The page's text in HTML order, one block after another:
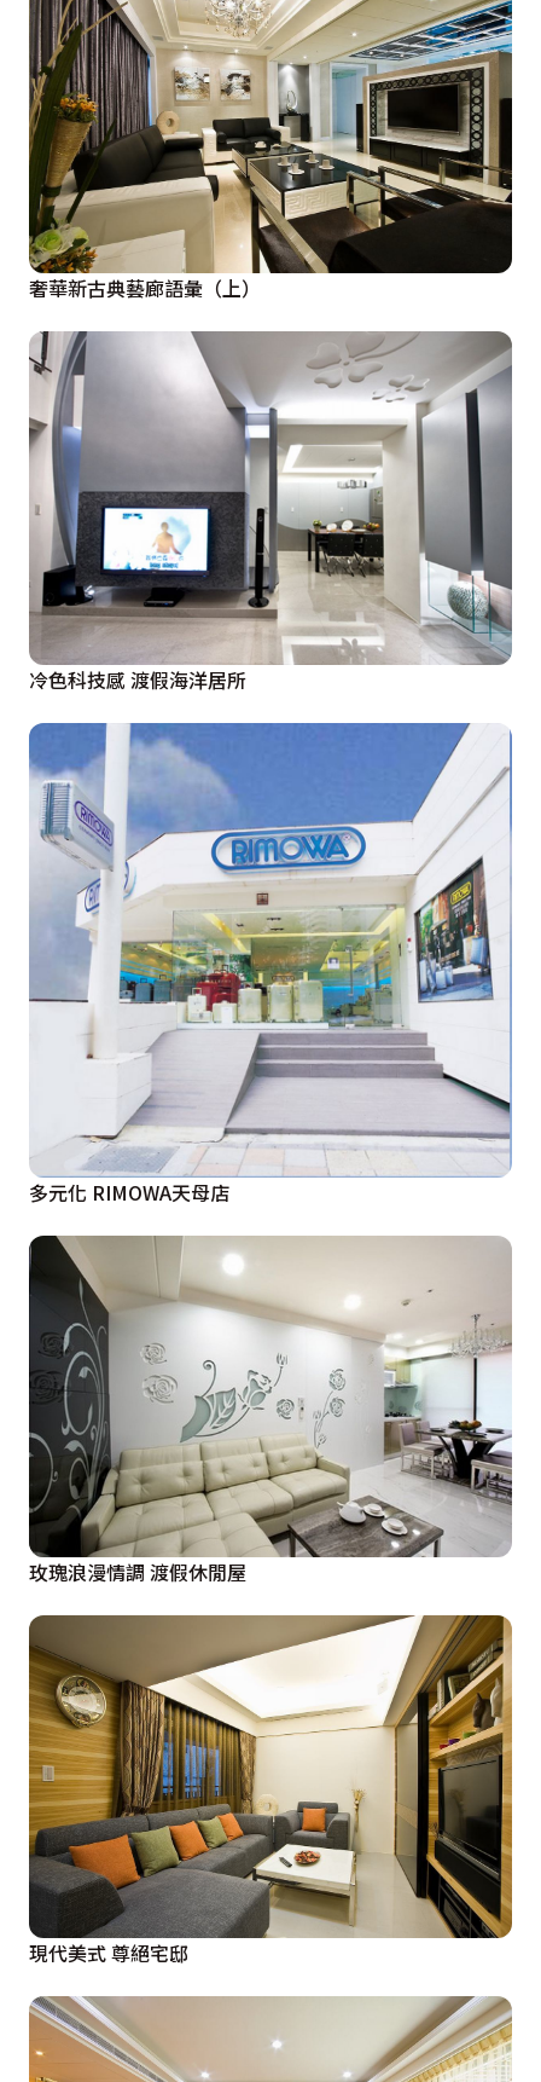
奢華新古典藝廊語彙（上）
冷色科技感 渡假海洋居所
多元化 RIMOWA天母店
玫瑰浪漫情調 渡假休閒屋
現代美式 尊絕宅邸